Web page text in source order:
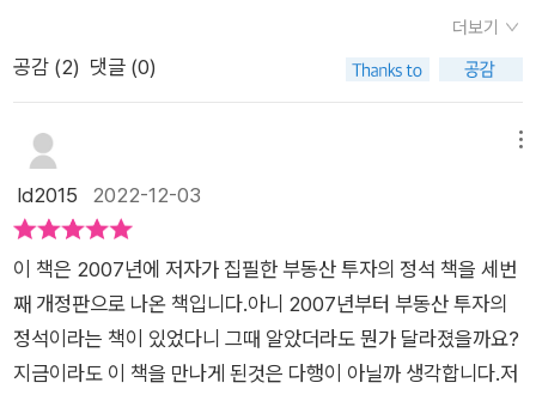
매수한 이들은 한동안 어려움을 겪을 수도 있다. 하지만 한순간
종잇장이 되는 주식이나 코인과 달리, 가격이 하락해도 ‘실물’이
은 이제 끝났다고 생각한다면, 이 책을 건너뛰어도 좋다. 하지만
부동산으로 경제적 자유를 달성하고 싶다면, 이 책을 절대 놓쳐서
는 안 된다.
산 시장의 상승 VS 하락에 대한 전망은 투자자들에게는 유의미
한 내용은 아니라고 생각합니다.투자자라면 자신의 기준이 있어
처의 시세정보가 중요하고, 자신의 기준과 상황에 맞는 투자처에
다.​그럼 부동산 투자의 기준은 무엇일까요?​2022년 연말, 내년
투자의 정석>을 읽어보았습니다.완전 초보 부린이인 저에게는
이 책이 새롭게 나온 부동산 책 정도로만 알고 있었는데, 알고 보
니, 이 책은 2007년도에 처음 발행되어 지금까지 꾸준히 사랑받
고 있는 책으로 불황기에 접어들다 보니, 다시금 찾는 이들이 많
더보기
공감 (2) 댓글 (0)
ld2015 2022-12-03
이 책은 2007년에 저자가 집필한 부동산 투자의 정석 책을 세번
째 개정판으로 나온 책입니다.​아니 2007년부터 부동산 투자의
정석이라는 책이 있었다니 그때 알았더라도 뭔가 달라졌을까요?​
지금이라도 이 책을 만나게 된것은 다행이 아닐까 생각합니다.​저